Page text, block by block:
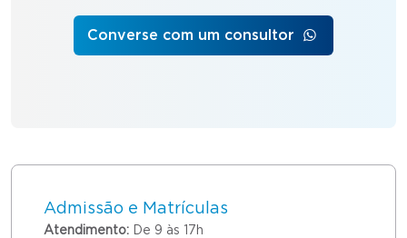
Converse com um consultor
Admissão e Matrículas
Atendimento: De 9 às 17h